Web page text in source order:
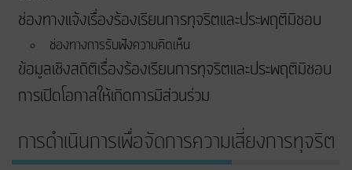
ช่องทางแจ้งเรื่องร้องเรียนการทุจริตและประพฤติมิชอบ
ช่องทางการรับฟังความคิดเห็น
ข้อมูลเชิงสถิติเรื่องร้องเรียนการทุจริตและประพฤติมิชอบ
การเปิดโอกาสให้เกิดการมีส่วนร่วม
การดำเนินการเพื่อจัดการความเสี่ยงการทุจริต